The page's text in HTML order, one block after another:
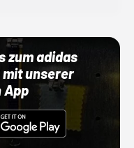
zum adidas
mit unserer
App